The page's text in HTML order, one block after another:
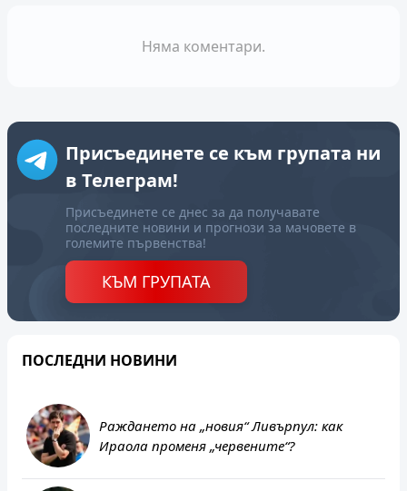
Няма коментари.
Присъединете се към групата ни
в Телеграм!
Присъединете се днес за да получавате
последните новини и прогнози за мачовете в
големите първенства!
КЪМ ГРУПАТА
ПОСЛЕДНИ НОВИНИ
Раждането на „новия“ Ливърпул: как
Ираола променя „червените“?